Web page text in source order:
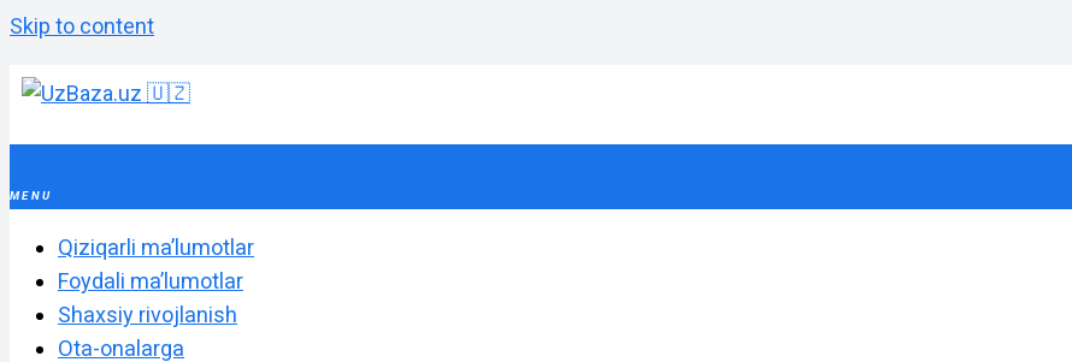
Skip to content
Qiziqarli maʼlumotlar
Foydali maʼlumotlar
Shaxsiy rivojlanish
Ota-onalarga